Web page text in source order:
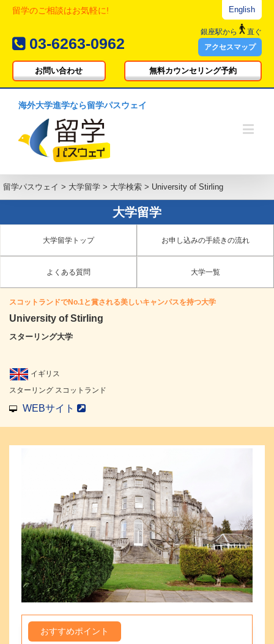
留学のご相談はお気軽に!
03-6263-0962
English
銀座駅から
直ぐ
アクセスマップ
お問い合わせ 無料カウンセリング予約
海外大学進学なら留学パスウェイ
留学パスウェイ > 大学留学 > 大学検索 > University of Stirling
大学留学
大学留学トップ お申し込みの手続きの流れ
よくある質問 大学一覧
スコットランドでNo.1と賞される美しいキャンパスを持つ大学
University of Stirling
スターリング大学
イギリス
スターリング スコットランド
WEBサイト
おすすめポイント